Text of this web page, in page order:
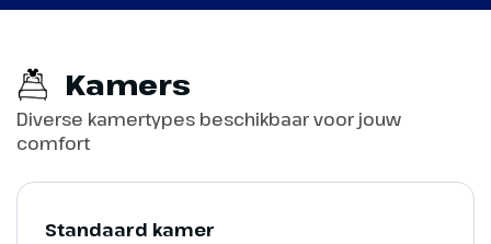
Kamers
Diverse kamertypes beschikbaar voor jouw
comfort
Standaard kamer
Ontdek de magie
Een voorproefje van Disney Adventure World in
Parijs onthult de opwindende wereld van filmische
met je favoriete Disney Figuren.